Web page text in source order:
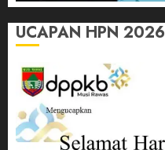
UCAPAN HPN 2026